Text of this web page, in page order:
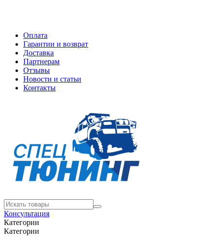
Оплата
Гарантии и возврат
Доставка
Партнерам
Отзывы
Новости и статьи
Контакты
Консультация
Категории
Категории